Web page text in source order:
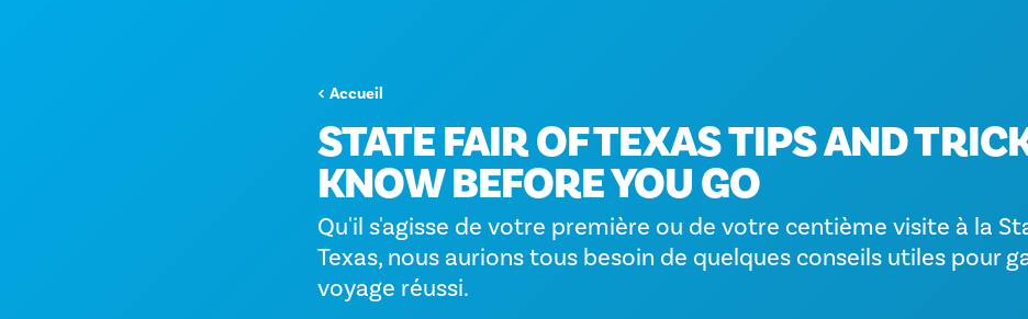
Accueil
STATE FAIR OF TEXAS TIPS AND
KNOW BEFORE YOU GO
Qu'il s'agisse de votre première ou de votre centième visite à la
Texas, nous aurions tous besoin de quelques conseils utiles pour
voyage réussi.